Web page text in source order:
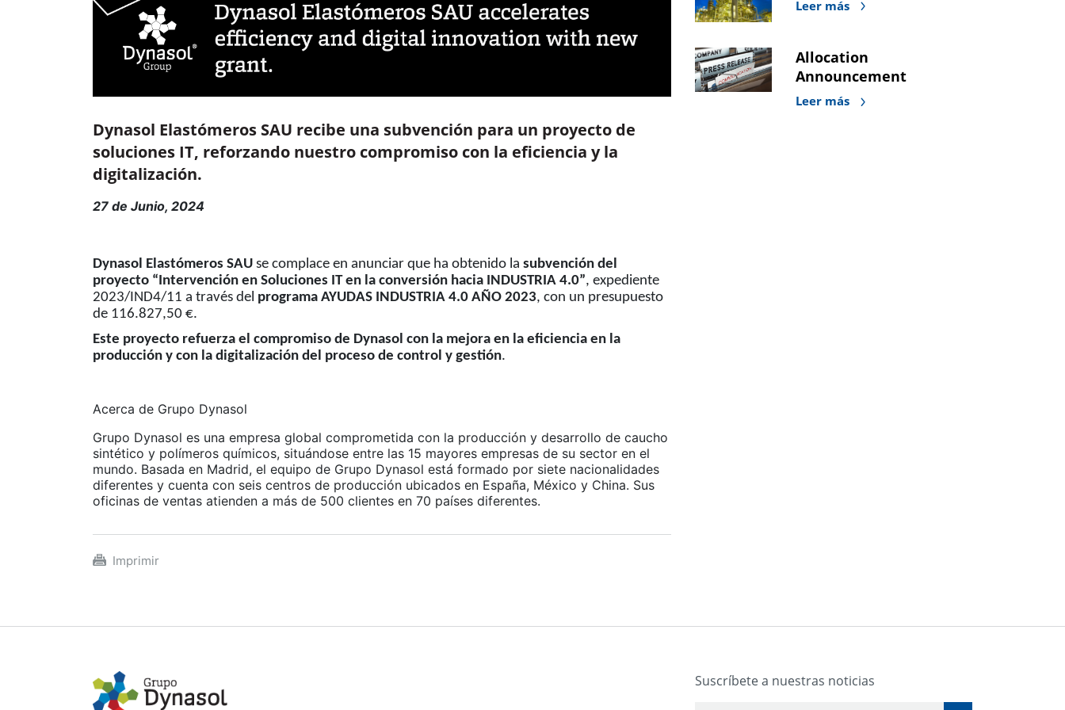
Dynasol Elastómeros SAU recibe una subvención para un proyecto de
soluciones IT, reforzando nuestro compromiso con la eficiencia y la
digitalización.
27 de Junio, 2024
Dynasol Elastómeros SAU se complace en anunciar que ha obtenido la subvención del
proyecto “Intervención en Soluciones IT en la conversión hacia INDUSTRIA 4.0”, expediente
2023/IND4/11 a través del programa AYUDAS INDUSTRIA 4.0 AÑO 2023, con un presupuesto
de 116.827,50 €.
Este proyecto refuerza el compromiso de Dynasol con la mejora en la eficiencia en la
producción y con la digitalización del proceso de control y gestión.
Acerca de Grupo Dynasol
Grupo Dynasol es una empresa global comprometida con la producción y desarrollo de caucho
sintético y polímeros químicos, situándose entre las 15 mayores empresas de su sector en el
mundo. Basada en Madrid, el equipo de Grupo Dynasol está formado por siete nacionalidades
diferentes y cuenta con seis centros de producción ubicados en España, México y China. Sus
oficinas de ventas atienden a más de 500 clientes en 70 países diferentes.
Imprimir
Leer más
Allocation
Announcement
Leer más
Suscríbete a nuestras noticias